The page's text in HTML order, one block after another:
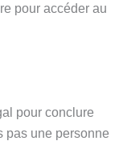
pour accéder au
pour conclure
pas une personne